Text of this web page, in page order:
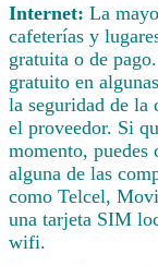
Internet: La
cafeterías y
gratuita o de
gratuito en
la seguridad de la
el proveedor. Si
momento, puedes
alguna de las
como Telcel,
una tarjeta SIM
wifi.